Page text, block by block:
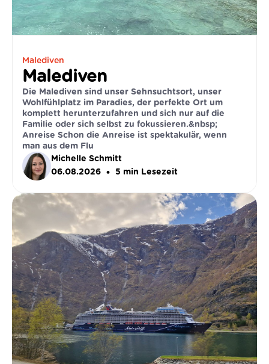
Malediven
Malediven
Die Malediven sind unser Sehnsuchtsort, unser
Wohlfühlplatz im Paradies, der perfekte Ort um
komplett herunterzufahren und sich nur auf die
Familie oder sich selbst zu fokussieren.&nbsp;
Anreise Schon die Anreise ist spektakulär, wenn
man aus dem Flu
Michelle Schmitt
06.08.2026
• 5 min Lesezeit